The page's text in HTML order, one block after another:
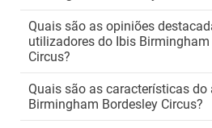
Quais são as opiniões
utilizadores do Ibis Birmingham
Circus?
Quais são as características do
Birmingham Bordesley Circus?